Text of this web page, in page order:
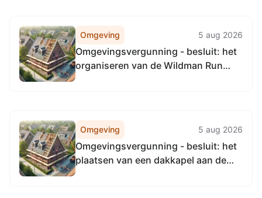
Omgeving 5 aug 2026
Omgevingsvergunning - besluit: het
organiseren van de Wildman Run
Sleen
Omgeving 5 aug 2026
Omgevingsvergunning - besluit: het
plaatsen van een dakkapel aan de